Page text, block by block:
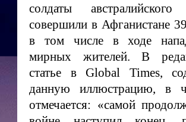
солдаты австралийского
совершили в Афганистане
в том числе в ходе
мирных жителей. В
статье в Global Times,
данную иллюстрацию, в
отмечается: «самой